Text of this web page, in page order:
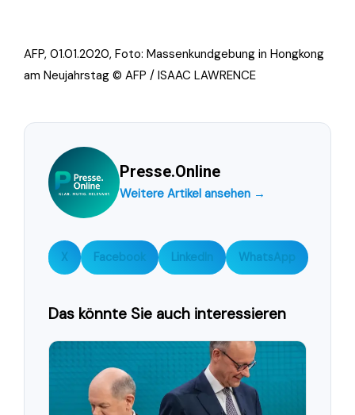
AFP, 01.01.2020, Foto: Massenkundgebung in Hongkong
am Neujahrstag © AFP / ISAAC LAWRENCE
Presse.Online
Weitere Artikel ansehen →
X Facebook LinkedIn WhatsApp
Das könnte Sie auch interessieren